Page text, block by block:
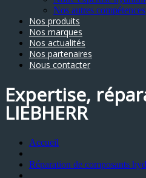
Nos autres compétences
Nos produits
Nos marques
Nos actualités
Nos partenaires
Nous contacter
Expertise,
LIEBHERR
Accueil
Réparation de composants